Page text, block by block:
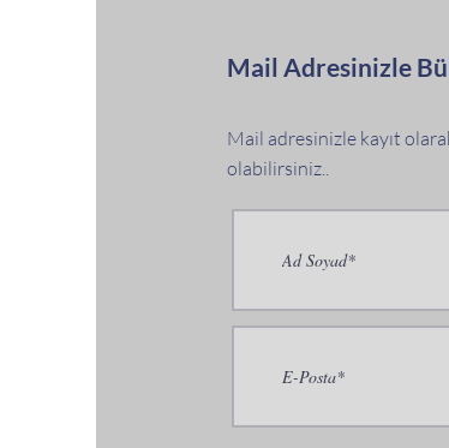
Mail Adresinizle
Mail adresinizle kayıt
olabilirsiniz..